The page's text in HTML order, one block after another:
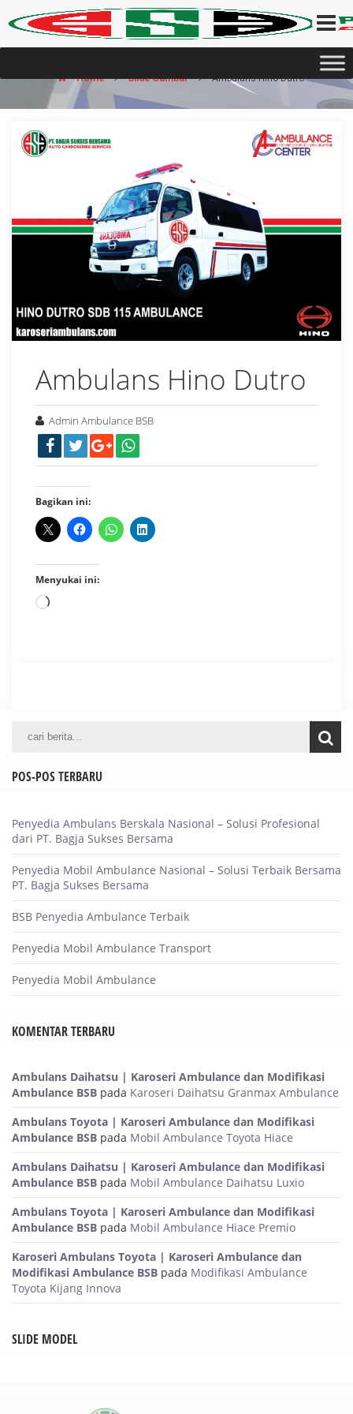
Home Slide Gambar Ambulans Hino Dutro
Ambulans Hino Dutro
Admin Ambulance BSB
Bagikan ini:
Menyukai ini:
Memuat...
POS-POS TERBARU
Penyedia Ambulans Berskala Nasional – Solusi Profesional
dari PT. Bagja Sukses Bersama
Penyedia Mobil Ambulance Nasional – Solusi Terbaik Bersama
PT. Bagja Sukses Bersama
BSB Penyedia Ambulance Terbaik
Penyedia Mobil Ambulance Transport
Penyedia Mobil Ambulance
KOMENTAR TERBARU
Ambulans Daihatsu | Karoseri Ambulance dan Modifikasi
Ambulance BSB pada Karoseri Daihatsu Granmax Ambulance
Ambulans Toyota | Karoseri Ambulance dan Modifikasi
Ambulance BSB pada Mobil Ambulance Toyota Hiace
Ambulans Daihatsu | Karoseri Ambulance dan Modifikasi
Ambulance BSB pada Mobil Ambulance Daihatsu Luxio
Ambulans Toyota | Karoseri Ambulance dan Modifikasi
Ambulance BSB pada Mobil Ambulance Hiace Premio
Karoseri Ambulans Toyota | Karoseri Ambulance dan
Modifikasi Ambulance BSB pada Modifikasi Ambulance
Toyota Kijang Innova
SLIDE MODEL